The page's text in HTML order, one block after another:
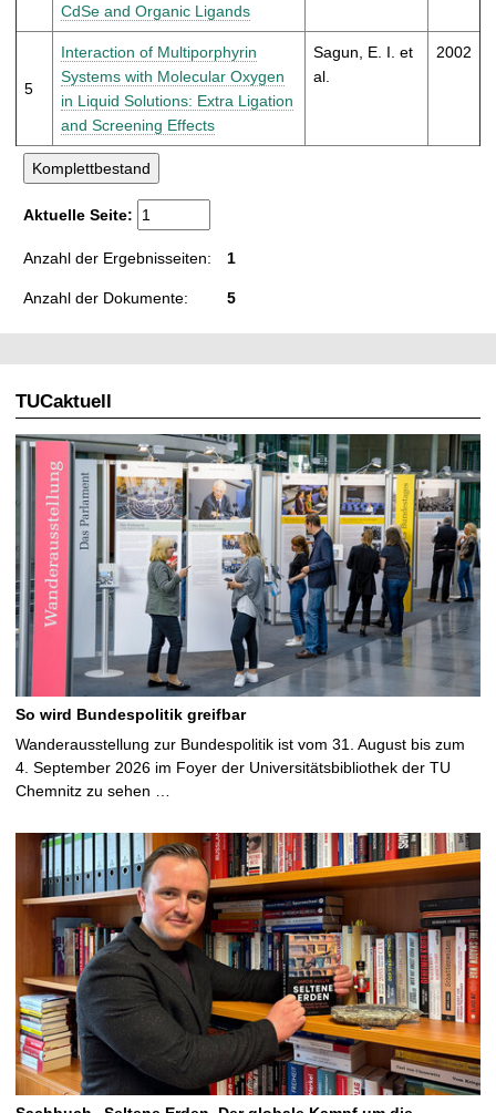
CdSe and Organic Ligands
5
Interaction of Multiporphyrin
Systems with Molecular Oxygen
in Liquid Solutions: Extra Ligation
and Screening Effects
Sagun, E. I. et
al.
2002
Aktuelle Seite:
Anzahl der Ergebnisseiten: 1
Anzahl der Dokumente: 5
TUCaktuell
So wird Bundespolitik greifbar
Wanderausstellung zur Bundespolitik ist vom 31. August bis zum
4. September 2026 im Foyer der Universitätsbibliothek der TU
Chemnitz zu sehen …